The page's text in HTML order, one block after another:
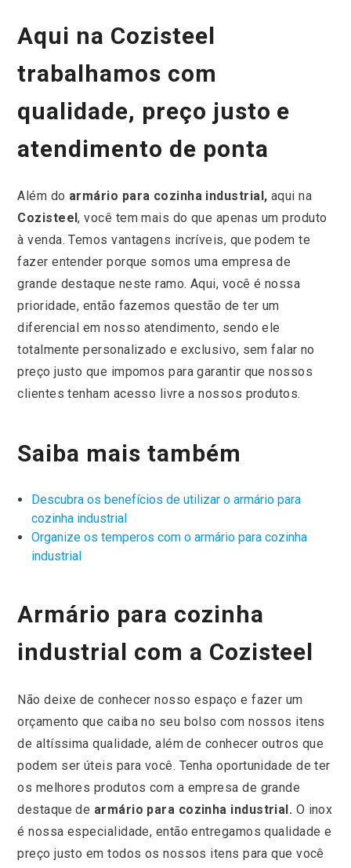
Aqui na Cozisteel
trabalhamos com
qualidade, preço justo e
atendimento de ponta
Além do armário para cozinha industrial, aqui na
Cozisteel, você tem mais do que apenas um produto
à venda. Temos vantagens incríveis, que podem te
fazer entender porque somos uma empresa de
grande destaque neste ramo. Aqui, você é nossa
prioridade, então fazemos questão de ter um
diferencial em nosso atendimento, sendo ele
totalmente personalizado e exclusivo, sem falar no
preço justo que impomos para garantir que nossos
clientes tenham acesso livre a nossos produtos.
Saiba mais também
Descubra os benefícios de utilizar o armário para
cozinha industrial
Organize os temperos com o armário para cozinha
industrial
Armário para cozinha
industrial com a Cozisteel
Não deixe de conhecer nosso espaço e fazer um
orçamento que caiba no seu bolso com nossos itens
de altíssima qualidade, além de conhecer outros que
podem ser úteis para você. Tenha oportunidade de ter
os melhores produtos com a empresa de grande
destaque de armário para cozinha industrial. O inox
é nossa especialidade, então entregamos qualidade e
preço justo em todos os nossos itens para que você